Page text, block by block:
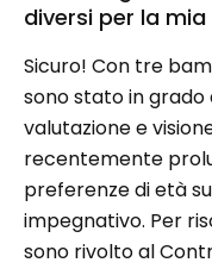
diversi per la
Sicuro! Con tre
sono stato in
valutazione e
recentemente
preferenze di età
impegnativo. Per
sono rivolto al